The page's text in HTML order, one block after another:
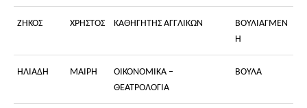
ΖΗΚΟΣ ΧΡΗΣΤΟΣ ΚΑΘΗΓΗΤΗΣ ΑΓΓΛΙΚΩΝ
ΒΟΥΛΙΑΓΜΕΝ
Η
ΗΛΙΑΔΗ ΜΑΙΡΗ
ΟΙΚΟΝΟΜΙΚΑ –
ΘΕΑΤΡΟΛΟΓΙΑ
ΒΟΥΛΑ